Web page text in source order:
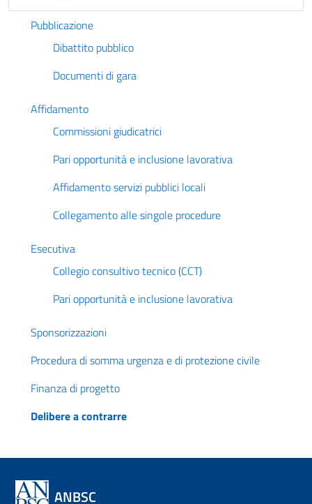
Pubblicazione
Dibattito pubblico
Documenti di gara
Affidamento
Commissioni giudicatrici
Pari opportunità e inclusione lavorativa
Affidamento servizi pubblici locali
Collegamento alle singole procedure
Esecutiva
Collegio consultivo tecnico (CCT)
Pari opportunità e inclusione lavorativa
Sponsorizzazioni
Procedura di somma urgenza e di protezione civile
Finanza di progetto
Delibere a contrarre
ANBSC